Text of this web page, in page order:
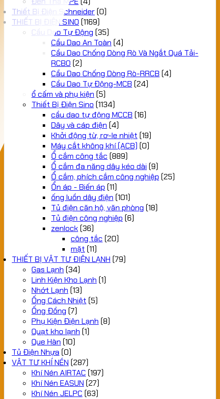
Thiết Bị Điện Schneider(0)
THIẾT BỊ ĐIỆN SINO (1169)
Cầu Dao Tự Động (35)
Cầu Dao An Toàn (4)
Cầu Dao Chống Dòng Rò Và Ngắt Quá Tải-
RCBO (2)
Cầu Dao Chống Dòng Rò-RRCB (4)
Cầu Dao Tự Động-MCB (24)
ổ cấm và phụ kiện (5)
Thiết Bị Điện Sino (1134)
cầu dao tự động MCCB (16)
Dây và cáp điện (4)
Khởi động từ, rơ-le nhiệt (19)
Máy cắt không khí (ACB) (0)
Ổ cắm công tắc (889)
Ổ cắm đa năng dây kéo dài (9)
Ổ cắm, phích cắm công nghiệp (25)
Ổn áp - Biến áp (11)
ống luồn dây điện (101)
Tủ điện căn hộ, văn phòng (18)
Tủ điện công nghiệp (6)
zenlock(36)
công tắc (20)
mặt (11)
THIẾT BỊ VẬT TƯ ĐIỆN LẠNH (79)
Gas Lạnh (34)
Linh Kiện Kho Lạnh (1)
Nhớt Lạnh (13)
Ống Cách Nhiệt (5)
Ống Đồng (7)
Phụ Kiện Điện Lạnh (8)
Quạt kho lạnh (1)
Que Hàn (10)
Tủ Điện Nhựa (0)
VẬT TƯ KHÍ NÉN (287)
Khí Nén AIRTAC (197)
Khí Nén EASUN (27)
Khí Nén JELPC (63)